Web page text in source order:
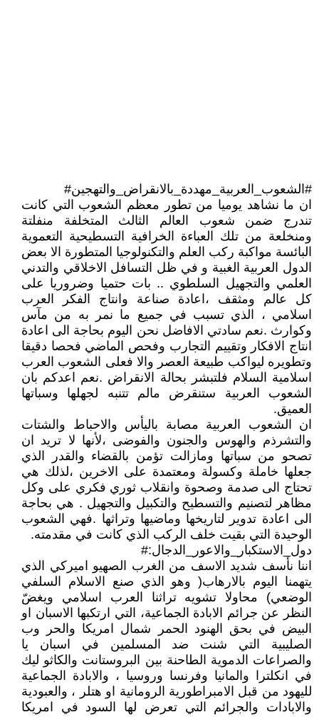
#الشعوب_العربية_مهددة_بالانقراض_والتهجين#
ان ما نشاهد يوميا من تطور معظم الشعوب التي كانت
تندرج ضمن شعوب العالم الثالث المتخلفة منفلتة
ومنخلعة من تلك العباءة الخرافية التسطيحية التعموية
البائسة مواكبة ركب العلم والتكنولوجيا المتطورة الا بعض
الدول العربية الغبية و في ظل التسافل الاخلاقي والتدني
العلمي والتجهيل السلطوي .. بات حتميا وضروريا على
كل عالم ومثقف ،اعادة صناعة وانتاج الفكر العرب
اسلامي ، الذي تسبب في جميع ما نمر به من مآس
وكوارث .نعم سادتي الافاضل نحن اليوم بحاجة الى اعادة
انتاج الافكار وتقييم التجارب وفحص الماضي فحصا دقيقا
وتطويره ليواكب طبيعة العصر والا فعلى الشعوب العرب
اسلامية السلام فلتبشر بحالة الانقراض .نعم اعدكم بان
الشعوب العربية ستنقرض مالم تتنبه لجهلها وسباتها
العميق.
ان الشعوب العربية مصابة باليأس والاحباط والشتات
والتشرذم والهوس والجنون والفوضى ،لأنها لا تريد ان
تصحو من سباتها ومازالت تؤمن بالقضاء والقدر الذي
جعلها خاملة وكسولة ومعتمدة على الاخرين ،لذلك هي
تحتاج الى صدمة وصحوة وانقلاب ثوري فكري على وكل
مظاهر لتصنيم والتسطيح والتكبيل والتجهيل . هي بحاجة
الى اعادة تدوير لتاريخها وماضيها وتراثها .فهي الشعوب
الوحيدة التي بقيت خلف الركب الذي كانت في مقدمته.
دول_الاستكبار_والاعور_الدجال:#
اننا نأسف شديد الاسف من الغرب الصهيو اميركي الذي
يتهمنا اليوم بالارهاب( وهو الذي صنع الاسلام السلفي
الوضعي) محاولا تشويه تراثنا العرب اسلامي ويغضّ
النظر عن جرائم الابادة الجماعية، التي ارتكبها الاسبان او
البيض في بحق الهنود الحمر شمال امريكا والحر وب
الصليبية التي شنت ضد المسلمين في اسبان يا
والصراعات الدموية الطاحنة بين البروستانت والكاثو ليك
في انكلترا والمانيا وفرنسا وروسيا ، والابادة الجماعية
لليهود من قبل الامبراطورية الرومانية او هتلر ، والعبودية
والابادات والجرائم التي تعرض لها السود في امريكا